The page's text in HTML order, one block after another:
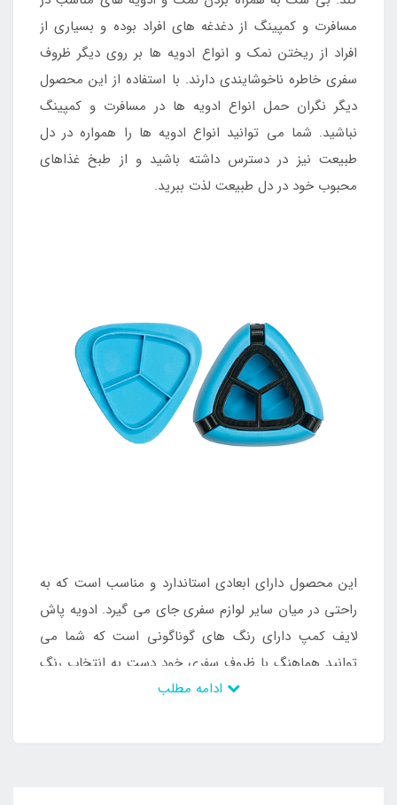
مسافرت و کمپینگ از دغدغه های افراد بوده و بسیاری از
افراد از ریختن نمک و انواع ادویه ها بر روی دیگر ظروف
سفری خاطره ناخوشایندی دارند. با استفاده از این محصول
دیگر نگران حمل انواع ادویه ها در مسافرت و کمپینگ
نباشید. شما می توانید انواع ادویه ها را همواره در دل
طبیعت نیز در دسترس داشته باشید و از طبخ غذاهای
محبوب خود در دل طبیعت لذت ببرید.
این محصول دارای ابعادی استاندارد و مناسب است که به
راحتی در میان سایر لوازم سفری جای می گیرد. ادویه پاش
لایف کمپ دارای رنگ های گوناگونی است که شما می
توانید هماهنگ با ظروف سفری خود دست به انتخاب رنگ
مناسب بزنید. محصول فوق به رنگ زیبای آبی آسمانی